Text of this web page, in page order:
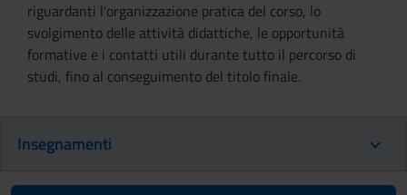
riguardanti l'organizzazione pratica del corso, lo
svolgimento delle attività didattiche, le opportunità
formative e i contatti utili durante tutto il percorso di
studi, fino al conseguimento del titolo finale.
Insegnamenti